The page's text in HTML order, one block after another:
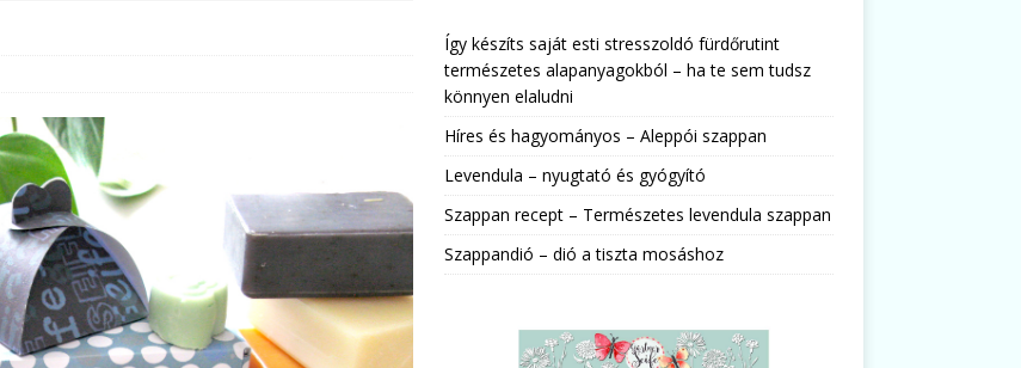
Így készíts saját esti stresszoldó fürdőrutint
természetes alapanyagokból – ha te sem tudsz
könnyen elaludni
Híres és hagyományos – Aleppói szappan
Levendula – nyugtató és gyógyító
Szappan recept – Természetes levendula szappan
Szappandió – dió a tiszta mosáshoz